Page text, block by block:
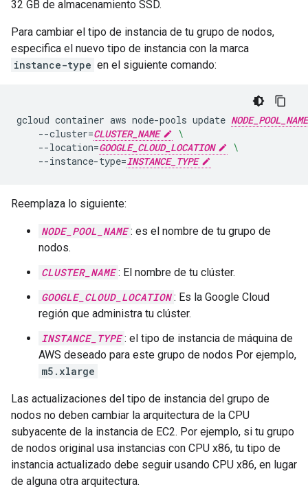
32 GB de almacenamiento SSD.
Para cambiar el tipo de instancia de tu grupo de nodos,
especifica el nuevo tipo de instancia con la marca
instance-type en el siguiente comando:
gcloud container aws node-pools update NODE_POOL_NAME
--cluster=CLUSTER_NAME
\
--location=GOOGLE_CLOUD_LOCATION
\
--instance-type=INSTANCE_TYPE
Reemplaza lo siguiente:
NODE_POOL_NAME : es el nombre de tu grupo de
nodos.
CLUSTER_NAME : El nombre de tu clúster.
GOOGLE_CLOUD_LOCATION : Es la Google Cloud
región que administra tu clúster.
INSTANCE_TYPE : el tipo de instancia de máquina de
AWS deseado para este grupo de nodos Por ejemplo,
m5.xlarge
Las actualizaciones del tipo de instancia del grupo de
nodos no deben cambiar la arquitectura de la CPU
subyacente de la instancia de EC2. Por ejemplo, si tu grupo
de nodos original usa instancias con CPU x86, tu tipo de
instancia actualizado debe seguir usando CPU x86, en lugar
de alguna otra arquitectura.